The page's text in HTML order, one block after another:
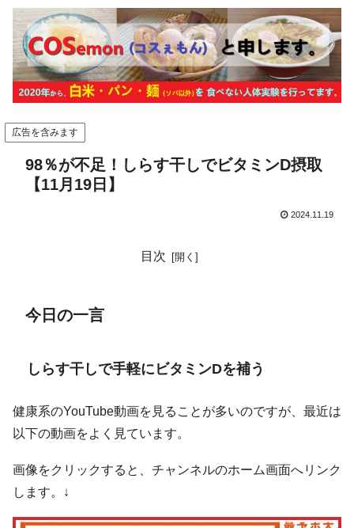
広告を含みます
98％が不足！しらす干しでビタミンD摂取
【11月19日】
2024.11.19
目次
今日の一言
しらす干しで手軽にビタミンDを補う
健康系のYouTube動画を見ることが多いのですが、最近は
以下の動画をよく見ています。
画像をクリックすると、チャンネルのホーム画面へリンク
します。↓